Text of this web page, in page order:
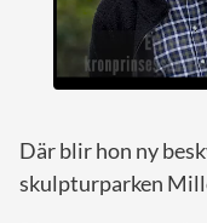
Där blir hon ny
skulpturparken